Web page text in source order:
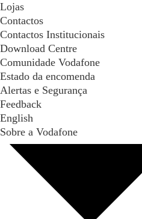
Lojas
Contactos
Contactos Institucionais
Download Centre
Comunidade Vodafone
Estado da encomenda
Alertas e Segurança
Feedback
English
Sobre a Vodafone